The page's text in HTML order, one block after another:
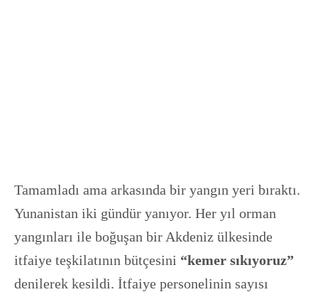
Tamamladı ama arkasında bir yangın yeri bıraktı.
Yunanistan iki gündür yanıyor. Her yıl orman
yangınları ile boğuşan bir Akdeniz ülkesinde
itfaiye teşkilatının bütçesini “kemer sıkıyoruz”
denilerek kesildi. İtfaiye personelinin sayısı